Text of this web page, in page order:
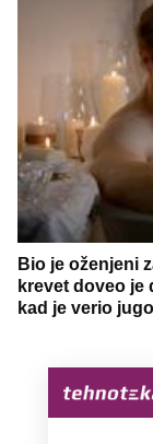
Bio je oženjeni
krevet doveo je
kad je verio